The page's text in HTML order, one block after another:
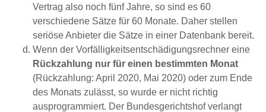
Vertrag also noch fünf Jahre, so sind es 60
verschiedene Sätze für 60 Monate. Daher stellen
seriöse Anbieter die Sätze in einer Datenbank bereit.
Wenn der Vorfälligkeitsentschädigungsrechner eine
Rückzahlung nur für einen bestimmten Monat
(Rückzahlung: April 2020, Mai 2020) oder zum Ende
des Monats zulässt, so wurde er nicht richtig
ausprogrammiert. Der Bundesgerichtshof verlangt